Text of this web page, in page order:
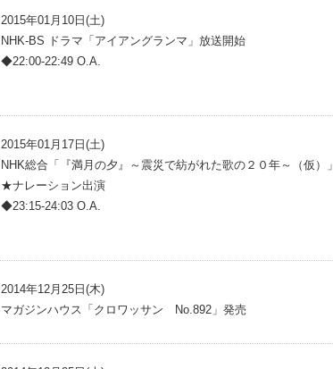
2015年01月10日(土)
NHK-BS ドラマ「アイアングランマ」放送開始
◆22:00-22:49 O.A.
2015年01月17日(土)
NHK総合「『満月の夕』～震災で紡がれた歌の２０年～（仮）」
★ナレーション出演
◆23:15-24:03 O.A.
2014年12月25日(木)
マガジンハウス「クロワッサン No.892」発売